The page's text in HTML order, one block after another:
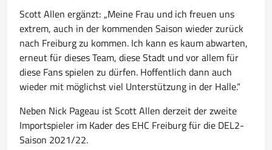
Scott Allen ergänzt: „Meine Frau und ich freuen uns
extrem, auch in der kommenden Saison wieder zurück
nach Freiburg zu kommen. Ich kann es kaum abwarten,
erneut für dieses Team, diese Stadt und vor allem für
diese Fans spielen zu dürfen. Hoffentlich dann auch
wieder mit möglichst viel Unterstützung in der Halle.“
Neben Nick Pageau ist Scott Allen derzeit der zweite
Importspieler im Kader des EHC Freiburg für die DEL2-
Saison 2021/22.